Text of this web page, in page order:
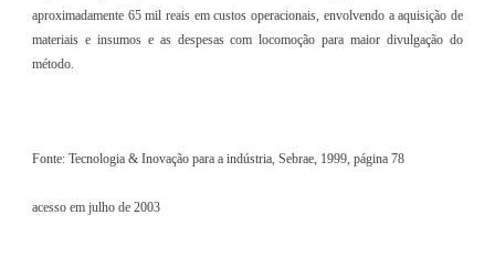
aproximadamente 65 mil reais em custos operacionais, envolvendo a aquisição de
materiais e insumos e as despesas com locomoção para maior divulgação do
método.
Fonte: Tecnologia & Inovação para a indústria, Sebrae, 1999, página 78
acesso em julho de 2003